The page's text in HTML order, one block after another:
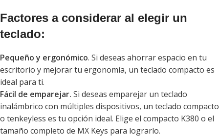
Factores a considerar al elegir un
teclado:
Pequeño y ergonómico. Si deseas ahorrar espacio en tu
escritorio y mejorar tu ergonomía, un teclado compacto es
ideal para ti.
Fácil de emparejar. Si deseas emparejar un teclado
inalámbrico con múltiples dispositivos, un teclado compacto
o tenkeyless es tu opción ideal. Elige el compacto K380 o el
tamaño completo de MX Keys para lograrlo.